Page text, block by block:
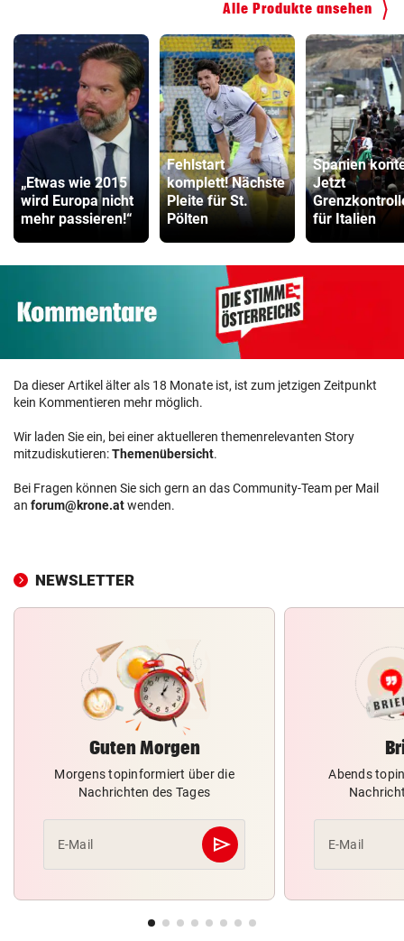
Alle Produkte ansehen
„Etwas wie 2015
wird Europa nicht
mehr passieren!“
Fehlstart
komplett! Nächste
Pleite für St.
Pölten
Spanien
Jetzt
für Italien
Da dieser Artikel älter als 18 Monate ist, ist zum jetzigen Zeitpunkt
kein Kommentieren mehr möglich.
Wir laden Sie ein, bei einer aktuelleren themenrelevanten Story
mitzudiskutieren:Themenübersicht.
Bei Fragen können Sie sich gern an das Community-Team per Mail
an forum@krone.atwenden.
NEWSLETTER
Guten Morgen
Morgens topinformiert über die
Nachrichten des Tages
E-Mail send
Abschicken
Abends
E-Mail